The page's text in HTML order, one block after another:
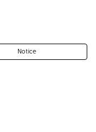
Notice